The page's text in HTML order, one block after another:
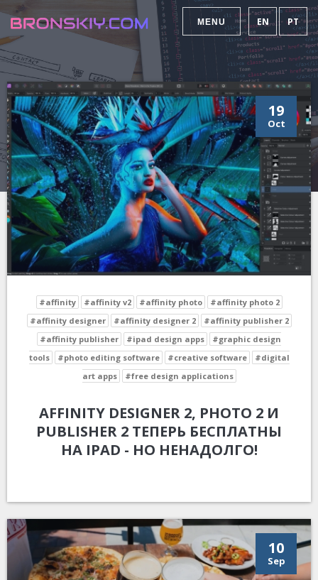
MENU EN PT
19
Oct
#affinity #affinity v2 #affinity photo
#affinity photo 2
#affinity designer
#affinity designer 2
#affinity publisher 2
#affinity publisher
#ipad design apps
#graphic design
tools
#photo editing software #creative software
#digital
art apps
#free design applications
AFFINITY DESIGNER 2, PHOTO 2 И
PUBLISHER 2 ТЕПЕРЬ БЕСПЛАТНЫ
НА IPAD - НО НЕНАДОЛГО!
10
Sep